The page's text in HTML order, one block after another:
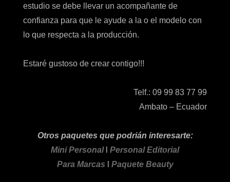
estudio se debe llevar un acompañante de
confianza para que le ayude a la o el modelo con
lo que respecta a la producción.
Estaré gustoso de crear contigo!!!
Telf.: 09 99 83 77 99
Ambato – Ecuador
Otros paquetes que podrián interesarte:
Mini Personall Personal Editorial
Para Marcas
Paquete Beauty